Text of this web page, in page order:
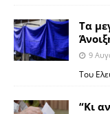
Τα
9
Του
“Κι